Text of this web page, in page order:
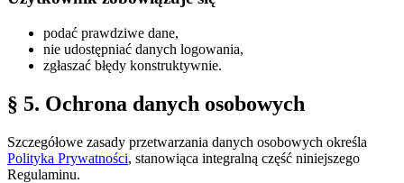
podać prawdziwe dane,
nie udostępniać danych logowania,
zgłaszać błędy konstruktywnie.
§ 5. Ochrona danych osobowych
Szczegółowe zasady przetwarzania danych osobowych określa
Polityka Prywatności, stanowiąca integralną część niniejszego
Regulaminu.